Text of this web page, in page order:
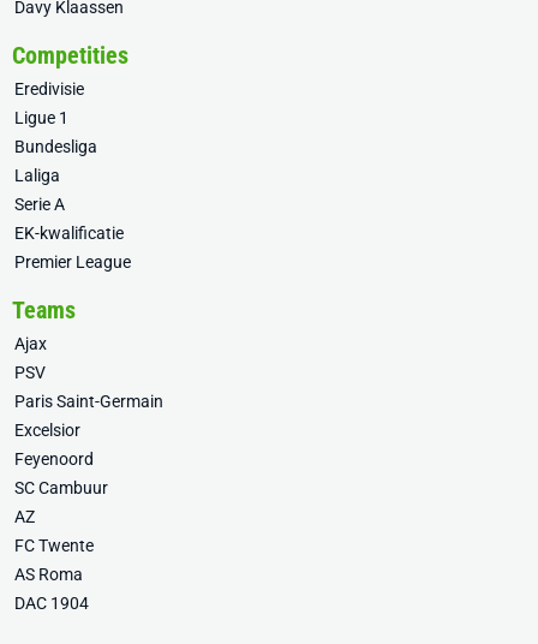
Davy Klaassen
Competities
Eredivisie
Ligue 1
Bundesliga
Laliga
Serie A
EK-kwalificatie
Premier League
Teams
Ajax
PSV
Paris Saint-Germain
Excelsior
Feyenoord
SC Cambuur
AZ
FC Twente
AS Roma
DAC 1904